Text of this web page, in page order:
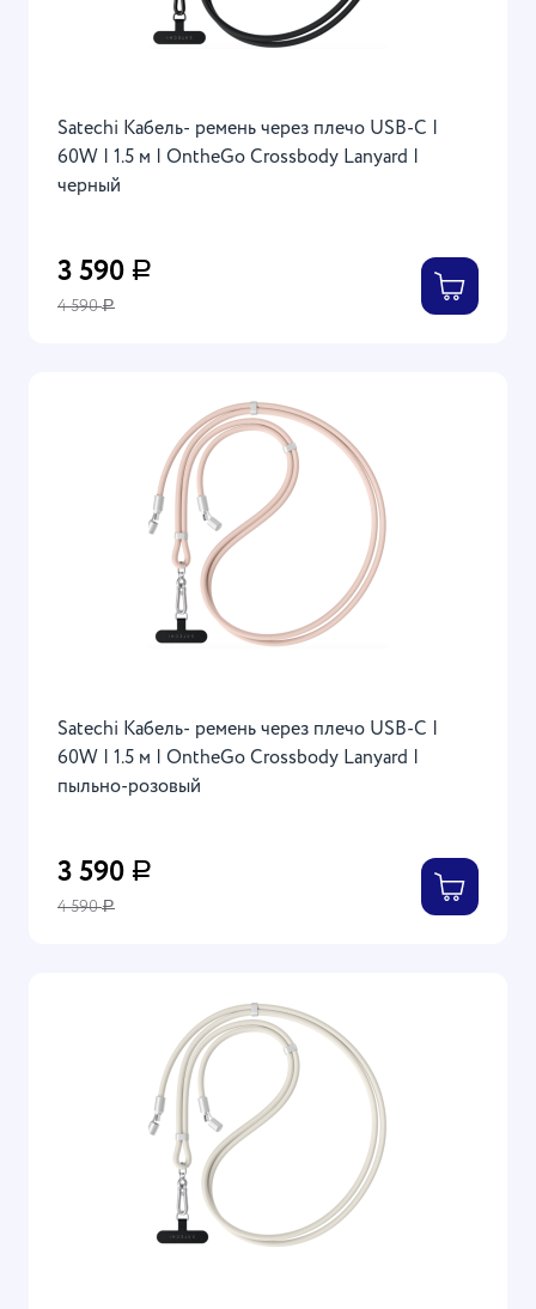
Satechi Кабель- ремень через плечо USB-C |
60W | 1.5 м | OntheGo Crossbody Lanyard |
черный
3 590 Р
4 590Р
Satechi Кабель- ремень через плечо USB-C |
60W | 1.5 м | OntheGo Crossbody Lanyard |
пыльно-розовый
3 590 Р
4 590Р